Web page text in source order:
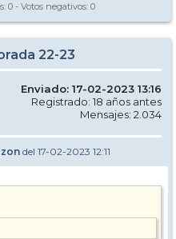
0 - Votos negativos: 0
22-23
Enviado: 17-02-2023 13:16
Registrado: 18 años antes
Mensajes: 2.034
del 17-02-2023 12:11